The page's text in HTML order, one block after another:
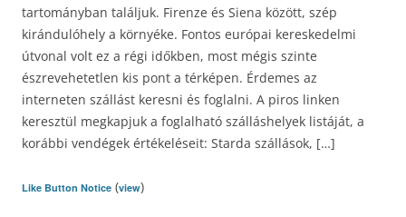
tartományban találjuk. Firenze és Siena között, szép
kirándulóhely a környéke. Fontos európai kereskedelmi
útvonal volt ez a régi időkben, most mégis szinte
észrevehetetlen kis pont a térképen. Érdemes az
interneten szállást keresni és foglalni. A piros linken
keresztül megkapjuk a foglalható szálláshelyek listáját, a
korábbi vendégek értékeléseit: Starda szállások, […]
Like Button Notice (view)